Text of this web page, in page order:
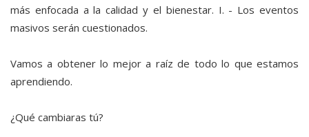
más enfocada a la calidad y el bienestar. I. - Los eventos
masivos serán cuestionados.
Vamos a obtener lo mejor a raíz de todo lo que estamos
aprendiendo.
¿Qué cambiaras tú?